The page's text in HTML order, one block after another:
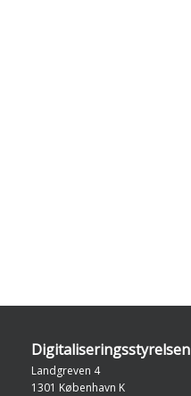
Digitaliseringsstyrelsen
Landgreven 4
1301 København K